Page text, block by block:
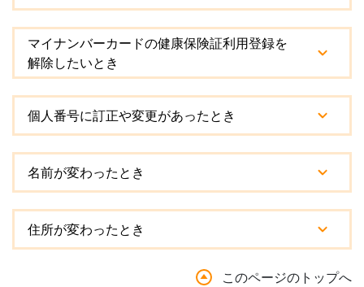
マイナンバーカードの健康保険証利用登録を
解除したいとき
個人番号に訂正や変更があったとき
名前が変わったとき
住所が変わったとき
このページのトップへ